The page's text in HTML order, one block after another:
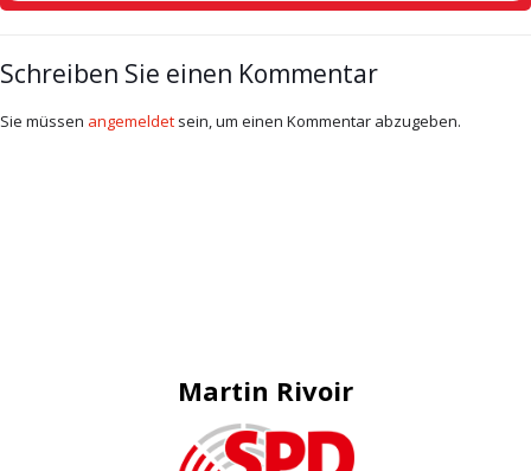
Schreiben Sie einen Kommentar
Sie müssen angemeldet sein, um einen Kommentar abzugeben.
Martin Rivoir